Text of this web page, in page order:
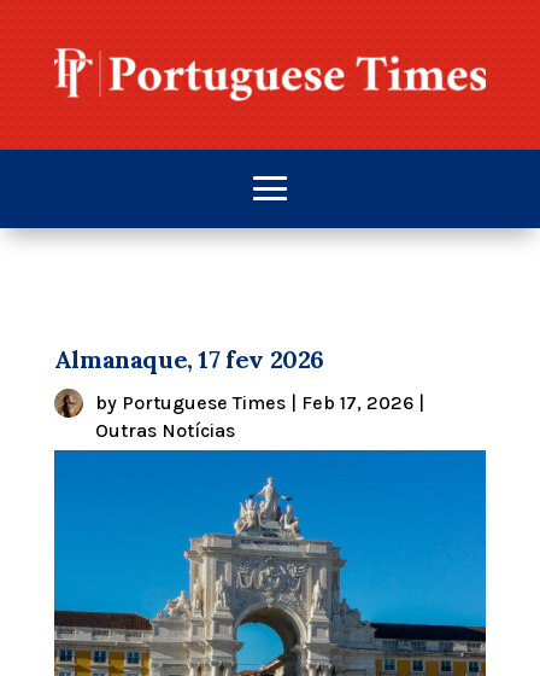
Almanaque, 17 fev 2026
by Portuguese Times| Feb 17, 2026|
Outras Notícias